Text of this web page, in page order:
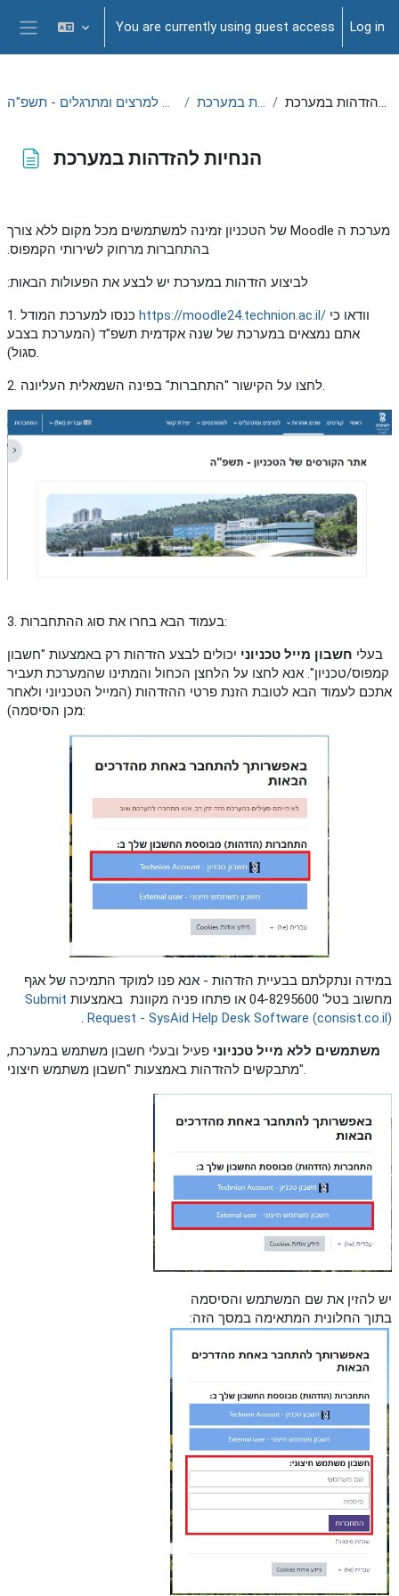
Skip to main content
You are currently using guest access Log in
אתר הדרכה למרצים ומתרגלים - תשפ"ה הזדהות במערכת הנחיות להזדהות במערכת
הנחיות להזדהות במערכת
מערכת ה Moodle של הטכניון זמינה למשתמשים מכל מקום ללא צורך
בהתחברות מרחוק לשירותי הקמפוס.
לביצוע הזדהות במערכת יש לבצע את הפעולות הבאות:
https://moodle24.technion.ac.il/
אתם נמצאים במערכת של שנה אקדמית תשפ"ד (המערכת בצבע
סגול).
2. לחצו על הקישור "התחברות" בפינה השמאלית העליונה.
3. בעמוד הבא בחרו את סוג ההתחברות:
בעלי חשבון מייל טכניוני יכולים לבצע הזדהות רק באמצעות "חשבון
קמפוס/טכניון". אנא לחצו על הלחצן הכחול והמתינו שהמערכת תעביר
אתכם לעמוד הבא לטובת הזנת פרטי ההזדהות (המייל הטכניוני ולאחר
מכן הסיסמה):
במידה ונתקלתם בבעיית הזדהות - אנא פנו למוקד התמיכה של אגף
מחשוב בטל' 04-8295600 או פתחו פניה מקוונת באמצעות
Submit
Request - SysAid Help Desk Software (consist.co.il)
.
משתמשים ללא מייל טכניוני פעיל ובעלי חשבון משתמש במערכת,
מתבקשים להזדהות באמצעות "חשבון משתמש חיצוני".
יש להזין את שם המשתמש והסיסמה
בתוך החלונית המתאימה במסך הזה: